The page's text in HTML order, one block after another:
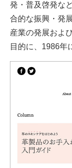
発・普及啓発な
合的な振興・発
産業の発展およ
目的に、1986年